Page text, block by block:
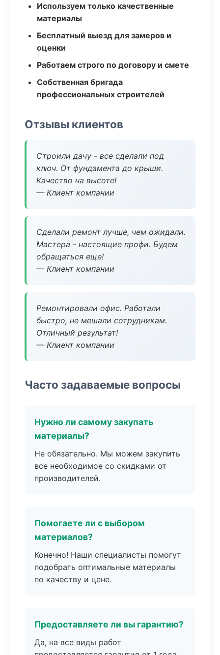
Используем только качественные
материалы
Бесплатный выезд для замеров и
оценки
Работаем строго по договору и смете
Собственная бригада
профессиональных строителей
Отзывы клиентов
Строили дачу - все сделали под
ключ. От фундамента до крыши.
Качество на высоте!
— Клиент компании
Сделали ремонт лучше, чем ожидали.
Мастера - настоящие профи. Будем
обращаться еще!
— Клиент компании
Ремонтировали офис. Работали
быстро, не мешали сотрудникам.
Отличный результат!
— Клиент компании
Часто задаваемые вопросы
Нужно ли самому закупать
материалы?
Не обязательно. Мы можем закупить
все необходимое со скидками от
производителей.
Помогаете ли с выбором
материалов?
Конечно! Наши специалисты помогут
подобрать оптимальные материалы
по качеству и цене.
Предоставляете ли вы гарантию?
Да, на все виды работ